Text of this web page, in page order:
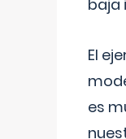
baja
El
es